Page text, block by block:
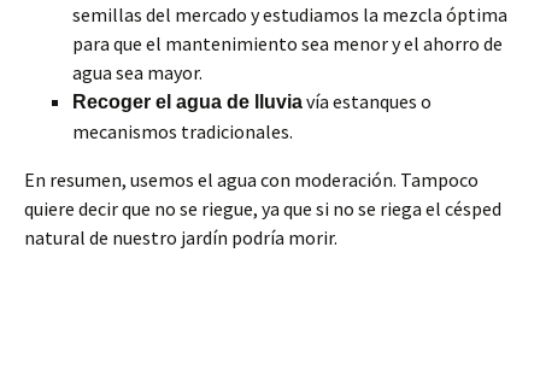
semillas del mercado y estudiamos la mezcla óptima
para que el mantenimiento sea menor y el ahorro de
agua sea mayor.
Recoger el agua de lluviavía estanques o
mecanismos tradicionales.
En resumen, usemos el agua con moderación. Tampoco
quiere decir que no se riegue, ya que si no se riega el césped
natural de nuestro jardín podría morir.